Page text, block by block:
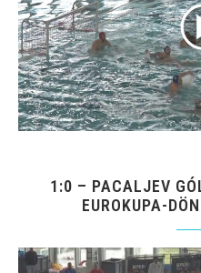
1:0 – PACALJEV
EUROKUPA-